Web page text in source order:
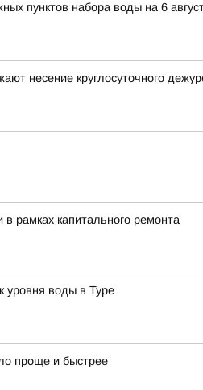
пунктов набора воды на 6
несение круглосуточного
рамках капитального ремонта
уровня воды в Туре
проще и быстрее